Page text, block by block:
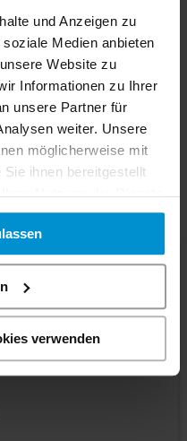
und Anzeigen zu
Medien anbieten
Website zu
Informationen zu Ihrer
unsere Partner für
weiter. Unsere
möglicherweise mit
ihnen bereitgestellt
Nutzung der Dienste
zu unseren
weiterhin nutzen.
verwenden
Nächster Artikel